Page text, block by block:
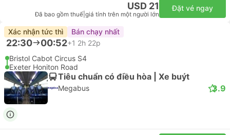
USD 21
Đã bao gồm thuế giá tính trên một người lớn
Đặt vé ngay
Xác nhận tức thì Bán chạy nhất
22:30 00:52+1 2h 22p
Bristol Cabot Circus S4
Exeter Honiton Road
Tiêu chuẩn có điều hòa | Xe buýt
Megabus 3.9